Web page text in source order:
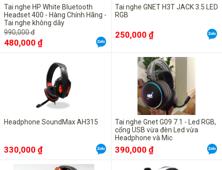
Tai nghe HP White Bluetooth
Headset 400 - Hàng Chính Hãng -
Tai nghe không dây
990,000 đ
480,000 ₫
Tai nghe GNET H3T JACK 3.5 LED
RGB
250,000 ₫
Headphone SoundMax AH315
330,000 ₫
Tai nghe Gnet G09 7.1 - Led RGB,
cổng USB vừa đèn Led vừa
Headphone và Mic
390,000 ₫